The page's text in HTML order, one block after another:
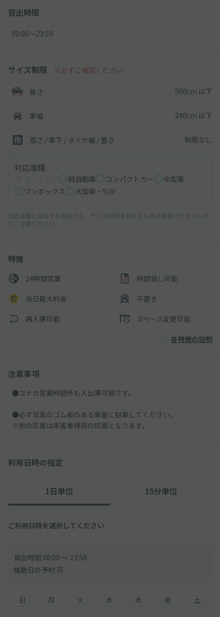
貸出時間
00:00〜23:59
サイズ制限 ※必ずご確認ください
長さ 500cm 以下
車幅 240cm 以下
高さ / 車下 / タイヤ幅 / 重さ 制限なし
対応車種
軽自動車 コンパクトカー
中型車
ワンボックス
大型車・SUV
対応車種に該当する車両でも、サイズ制限を超えるものは駐車できませんの
でご注意ください。
特徴
24時間営業 時間貸し可能
当日最大料金 平置き
再入庫可能 スペース変更可能
各特徴の説明
注意事項
●コナカ営業時間外も入出庫可能です。
●必ず写真のゴム板のある車室に駐車してください。
※他の区画は来客者様用の区画となります。
利用日時の指定
1日単位 15分単位
ご利用日時を選択してください
貸出時間 00:00 〜 23:59
複数日の予約 可
日 月 火 水 木 金 土